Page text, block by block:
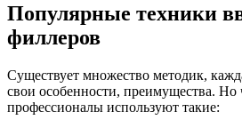
Популярные техники
филлеров
Существует множество методик,
свои особенности, преимущества. Но
профессионалы используют такие: